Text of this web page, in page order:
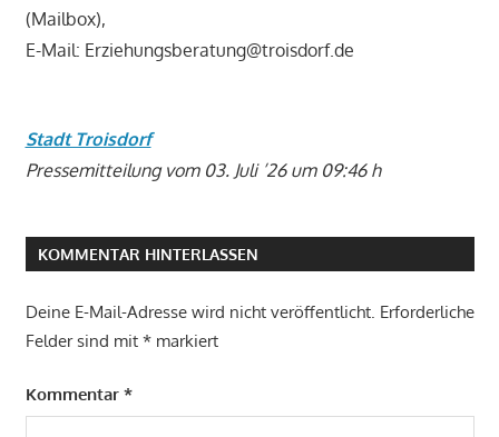
(Mailbox),
E-Mail: Erziehungsberatung@troisdorf.de
Stadt Troisdorf
Pressemitteilung vom 03. Juli ’26 um 09:46 h
KOMMENTAR HINTERLASSEN
Deine E-Mail-Adresse wird nicht veröffentlicht. Erforderliche
Felder sind mit *markiert
Kommentar *